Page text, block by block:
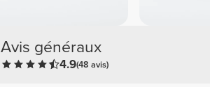
Avis généraux
4.9(48 avis)